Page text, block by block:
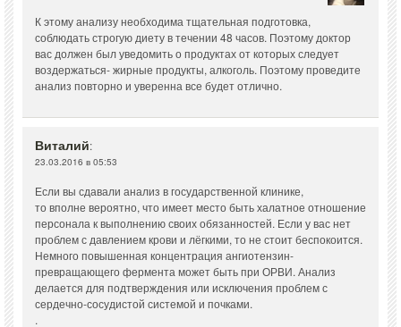
К этому анализу необходима тщательная подготовка,
соблюдать строгую диету в течении 48 часов. Поэтому доктор
вас должен был уведомить о продуктах от которых следует
воздержаться- жирные продукты, алкоголь. Поэтому проведите
анализ повторно и уверенна все будет отлично.
Виталий:
23.03.2016 в 05:53
Если вы сдавали анализ в государственной клинике,
то вполне вероятно, что имеет место быть халатное отношение
персонала к выполнению своих обязанностей. Если у вас нет
проблем с давлением крови и лёгкими, то не стоит беспокоится.
Немного повышенная концентрация ангиотензин-
превращающего фермента может быть при ОРВИ. Анализ
делается для подтверждения или исключения проблем с
сердечно-сосудистой системой и почками.
.